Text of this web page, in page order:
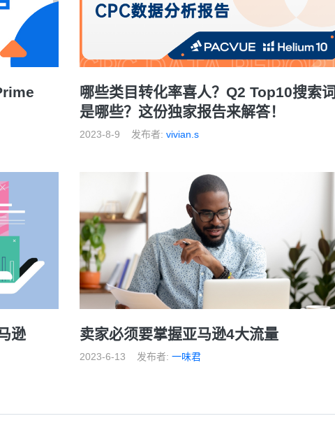
哪些类目转化率喜人？Q2 Top10搜索词
是哪些？这份独家报告来解答！
2023-8-9 发布者:vivian.s
逊
卖家必须要掌握亚马逊4大流量
2023-6-13 发布者:一味君